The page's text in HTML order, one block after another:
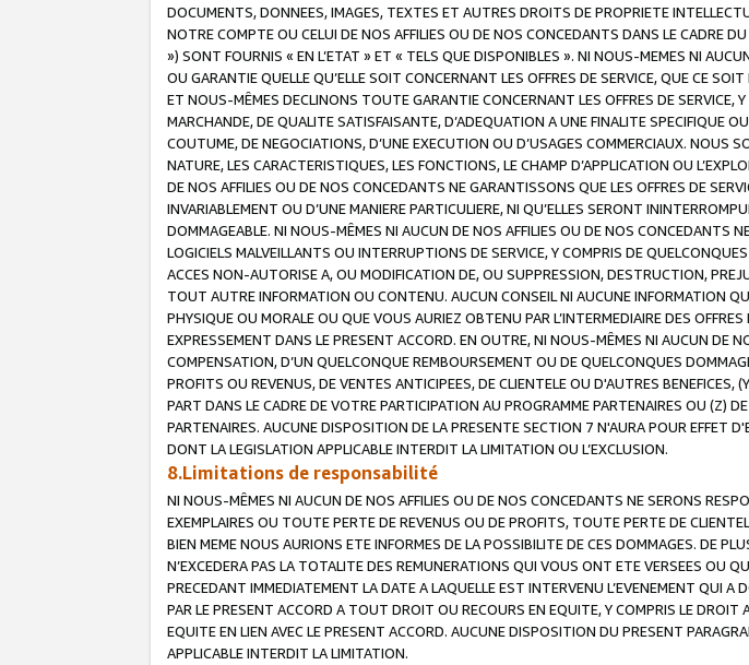
DOCUMENTS, DONNEES, IMAGES, TEXTES ET AUTRES DROITS DE PROPRIETE
NOTRE COMPTE OU CELUI DE NOS AFFILIES OU DE NOS CONCEDANTS DANS LE CADRE
») SONT FOURNIS « EN L’ETAT » ET « TELS QUE DISPONIBLES ». NI NOUS-MEMES NI
OU GARANTIE QUELLE QU’ELLE SOIT CONCERNANT LES OFFRES DE SERVICE, QUE CE
ET NOUS-MÊMES DECLINONS TOUTE GARANTIE CONCERNANT LES OFFRES DE SERVICE,
MARCHANDE, DE QUALITE SATISFAISANTE, D’ADEQUATION A UNE FINALITE SPECIFIQUE
COUTUME, DE NEGOCIATIONS, D’UNE EXECUTION OU D’USAGES COMMERCIAUX. NOUS
NATURE, LES CARACTERISTIQUES, LES FONCTIONS, LE CHAMP D’APPLICATION OU
DE NOS AFFILIES OU DE NOS CONCEDANTS NE GARANTISSONS QUE LES OFFRES DE
INVARIABLEMENT OU D’UNE MANIERE PARTICULIERE, NI QU’ELLES SERONT
DOMMAGEABLE. NI NOUS-MÊMES NI AUCUN DE NOS AFFILIES OU DE NOS CONCEDANTS
LOGICIELS MALVEILLANTS OU INTERRUPTIONS DE SERVICE, Y COMPRIS DE
ACCES NON-AUTORISE A, OU MODIFICATION DE, OU SUPPRESSION, DESTRUCTION,
TOUT AUTRE INFORMATION OU CONTENU. AUCUN CONSEIL NI AUCUNE INFORMATION
PHYSIQUE OU MORALE OU QUE VOUS AURIEZ OBTENU PAR L’INTERMEDIAIRE DES
EXPRESSEMENT DANS LE PRESENT ACCORD. EN OUTRE, NI NOUS-MÊMES NI AUCUN DE
COMPENSATION, D’UN QUELCONQUE REMBOURSEMENT OU DE QUELCONQUES
PROFITS OU REVENUS, DE VENTES ANTICIPEES, DE CLIENTELE OU D'AUTRES
PART DANS LE CADRE DE VOTRE PARTICIPATION AU PROGRAMME PARTENAIRES OU (Z)
PARTENAIRES. AUCUNE DISPOSITION DE LA PRESENTE SECTION 7 N'AURA POUR EFFET
DONT LA LEGISLATION APPLICABLE INTERDIT LA LIMITATION OU L’EXCLUSION.
8.Limitations de responsabilité
NI NOUS-MÊMES NI AUCUN DE NOS AFFILIES OU DE NOS CONCEDANTS NE SERONS
EXEMPLAIRES OU TOUTE PERTE DE REVENUS OU DE PROFITS, TOUTE PERTE DE
BIEN MEME NOUS AURIONS ETE INFORMES DE LA POSSIBILITE DE CES DOMMAGES. DE
N’EXCEDERA PAS LA TOTALITE DES REMUNERATIONS QUI VOUS ONT ETE VERSEES OU
PRECEDANT IMMEDIATEMENT LA DATE A LAQUELLE EST INTERVENU L’EVENEMENT QUI
PAR LE PRESENT ACCORD A TOUT DROIT OU RECOURS EN EQUITE, Y COMPRIS LE
EQUITE EN LIEN AVEC LE PRESENT ACCORD. AUCUNE DISPOSITION DU PRESENT
APPLICABLE INTERDIT LA LIMITATION.